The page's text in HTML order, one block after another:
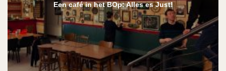
Een café in het BOp: Alles es Just!